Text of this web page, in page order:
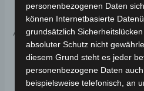
Ähnliche Produkte
personenbezogenen Daten
können Internetbasierte
grundsätzlich
absoluter Schutz nicht
diesem Grund steht es jeder
personenbezogene Daten
beispielsweise telefonisch, an